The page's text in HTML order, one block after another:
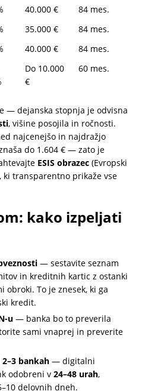
40.000 €
84 mes.
35.000 €
84 mes.
40.000 €
84 mes.
Do 10.000
€
60 mes.
— dejanska stopnja je odvisna
, višine posojila in ročnosti.
najcenejšo in najdražjo
do 1.604 € — zato je
ESIS obrazec (Evropski
transparentno prikaže vse
kako izpeljati
— sestavite seznam
in kreditnih kartic z ostanki
obroki. To je znesek, ki ga
kredit.
u — banka bo to preverila
sami vnaprej in preverite
bankah — digitalni
odobreni v 24–48 urah,
delovnih dneh.